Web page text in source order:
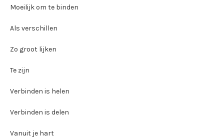
Moeilijk om te binden
Als verschillen
Zo groot lijken
Te zijn
Verbinden is helen
Verbinden is delen
Vanuit je hart